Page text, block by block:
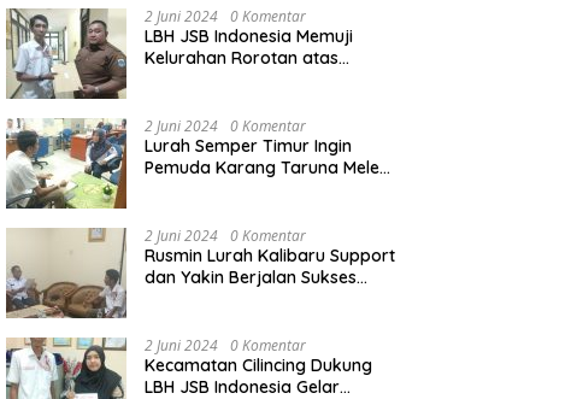
Paralegal Gratis Yang
Diadakan LBH JSB Indonesia
2 Juni 2024 0 Komentar
LBH JSB Indonesia Memuji
Kelurahan Rorotan atas
150 orang Pemuda Karang
Taruna di Jakarta Utara
2 Juni 2024 0 Komentar
Lurah Semper Timur Ingin
Pemuda Karang Taruna Melek
Diadakan LBH JSB Indonesia
2 Juni 2024 0 Komentar
Rusmin Lurah Kalibaru Support
dan Yakin Berjalan Sukses
Taruna di Jakarta Utara
2 Juni 2024 0 Komentar
Kecamatan Cilincing Dukung
LBH JSB Indonesia Gelar